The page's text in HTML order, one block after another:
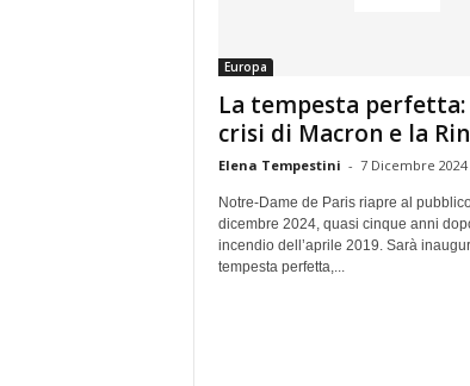
Europa
La tempesta perfetta:
crisi di Macron e la
Elena Tempestini - 7 Dicembre 2024
Notre-Dame de Paris riapre al
dicembre 2024, quasi cinque anni
incendio dell’aprile 2019. Sarà
tempesta perfetta,...